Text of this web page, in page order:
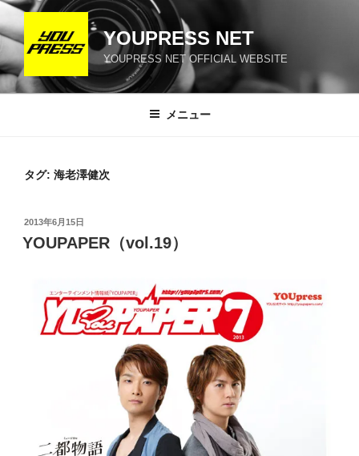
コ
ン
ン
YOUPRESS NET
YOUPRESS NET OFFICIAL WEBSITE
メニュー
タグ: 海老澤健次
投
稿
日:
2013年6月15日
YOUPAPER（vol.19）